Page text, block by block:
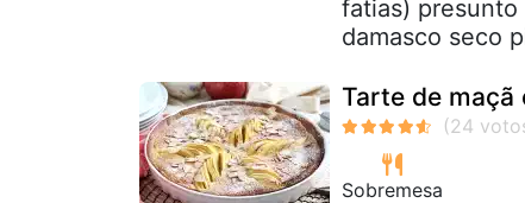
fatias)
damasco seco
Tarte de
Sobremesa